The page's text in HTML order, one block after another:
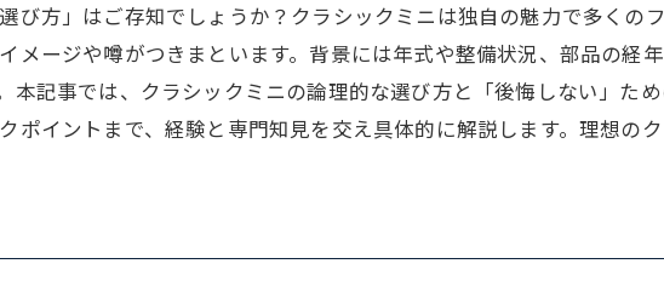
び方」はご存知でしょうか？クラシックミニは独自の魅力で多くの
ージや噂がつきまといます。背景には年式や整備状況、部品の経
記事では、クラシックミニの論理的な選び方と「後悔しない」た
イントまで、経験と専門知見を交え具体的に解説します。理想の